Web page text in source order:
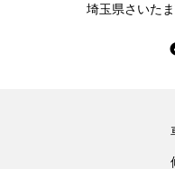
埼玉県さいた